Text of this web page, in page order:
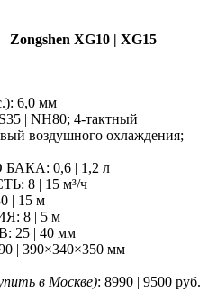
Zongshen XG10 | XG15
6,0 мм
| NH80; 4-тактный
воздушного охлаждения;
0,6 | 1,2 л
8 | 15 м³/ч
| 15 м
8 | 5 м
25 | 40 мм
| 390×340×350 мм
в Москве): 8990 | 9500 руб.